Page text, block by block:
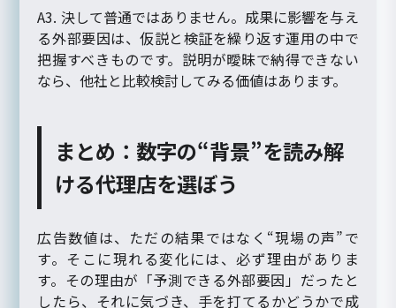
A3. 決して普通ではありません。成果に影響を与え
る外部要因は、仮説と検証を繰り返す運用の中で
把握すべきものです。説明が曖昧で納得できない
なら、他社と比較検討してみる価値はあります。
まとめ：数字の“背景”を読み解
ける代理店を選ぼう
広告数値は、ただの結果ではなく“現場の声”で
す。そこに現れる変化には、必ず理由がありま
す。その理由が「予測できる外部要因」だったと
したら、それに気づき、手を打てるかどうかで成